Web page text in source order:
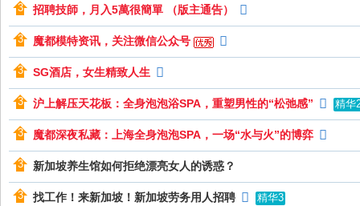
招聘技師，月入5萬很簡單 （版主通告）
魔都模特资讯，关注微信公众号
SG酒店，女生精致人生
沪上解压天花板：全身泡泡浴SPA，重塑男性的“松弛感” 精华
魔都深夜私藏：上海全身泡泡SPA，一场“水与火”的博弈
新加坡养生馆如何拒绝漂亮女人的诱惑？
找工作！来新加坡！新加坡劳务用人招聘 精华3